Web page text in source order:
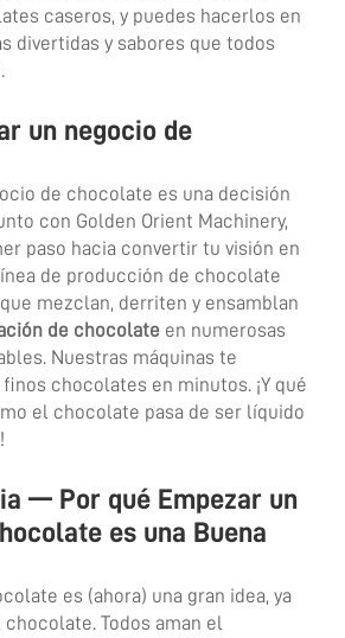
caseros, y puedes hacerlos en
divertidas y sabores que todos
un negocio de
de chocolate es una decisión
con Golden Orient Machinery,
paso hacia convertir tu visión en
de producción de chocolate
mezclan, derriten y ensamblan
de chocolate en numerosas
Nuestras máquinas te
chocolates en minutos. ¡Y qué
el chocolate pasa de ser líquido
— Por qué Empezar un
es una Buena
es (ahora) una gran idea, ya
Todos aman el